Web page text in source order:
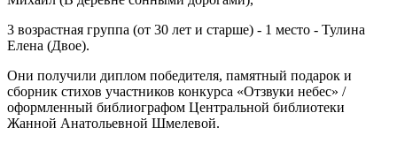
3 возрастная группа (от 30 лет и старше) - 1 место - Тулина
Елена (Двое).
Они получили диплом победителя, памятный подарок и
сборник стихов участников конкурса «Отзвуки небес» /
оформленный библиографом Центральной библиотеки
Жанной Анатольевной Шмелевой.